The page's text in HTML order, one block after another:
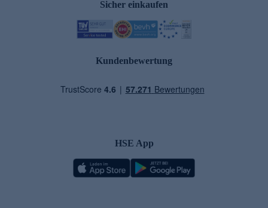
Sicher einkaufen
Kundenbewertung
HSE App